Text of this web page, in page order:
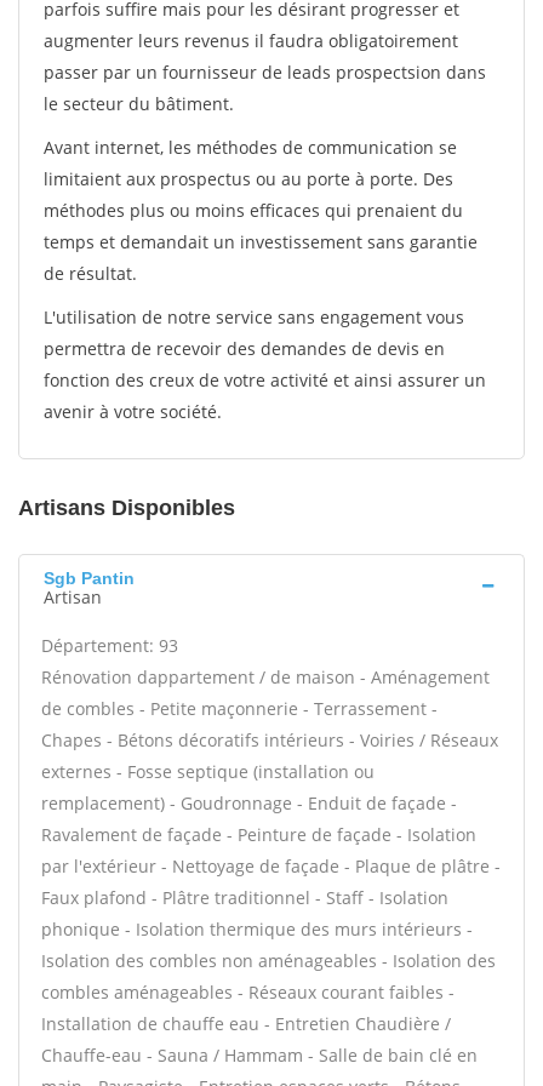
parfois suffire mais pour les désirant progresser et
augmenter leurs revenus il faudra obligatoirement
passer par un fournisseur de leads prospectsion dans
le secteur du bâtiment.
Avant internet, les méthodes de communication se
limitaient aux prospectus ou au porte à porte. Des
méthodes plus ou moins efficaces qui prenaient du
temps et demandait un investissement sans garantie
de résultat.
L'utilisation de notre service sans engagement vous
permettra de recevoir des demandes de devis en
fonction des creux de votre activité et ainsi assurer un
avenir à votre société.
Artisans Disponibles
Sgb Pantin
Artisan
Département: 93
Rénovation dappartement / de maison - Aménagement
de combles - Petite maçonnerie - Terrassement -
Chapes - Bétons décoratifs intérieurs - Voiries / Réseaux
externes - Fosse septique (installation ou
remplacement) - Goudronnage - Enduit de façade -
Ravalement de façade - Peinture de façade - Isolation
par l'extérieur - Nettoyage de façade - Plaque de plâtre -
Faux plafond - Plâtre traditionnel - Staff - Isolation
phonique - Isolation thermique des murs intérieurs -
Isolation des combles non aménageables - Isolation des
combles aménageables - Réseaux courant faibles -
Installation de chauffe eau - Entretien Chaudière /
Chauffe-eau - Sauna / Hammam - Salle de bain clé en